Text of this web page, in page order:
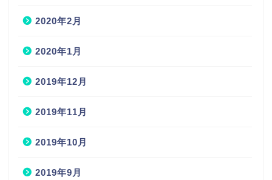
2020年2月
2020年1月
2019年12月
2019年11月
2019年10月
2019年9月